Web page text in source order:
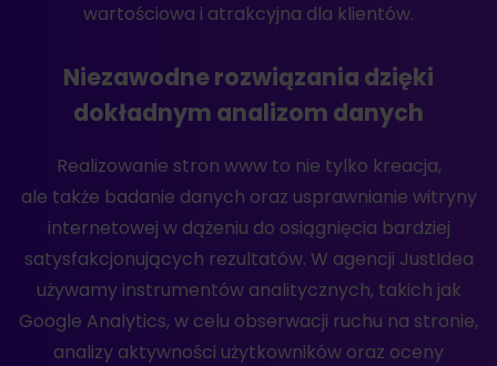
wartościowa i atrakcyjna dla klientów.
Niezawodne rozwiązania dzięki
dokładnym analizom danych
Realizowanie stron www to nie tylko kreacja,
ale także badanie danych oraz usprawnianie witryny
internetowej w dążeniu do osiągnięcia bardziej
satysfakcjonujących rezultatów. W agencji JustIdea
używamy instrumentów analitycznych, takich jak
Google Analytics, w celu obserwacji ruchu na stronie,
analizy aktywności użytkowników oraz oceny